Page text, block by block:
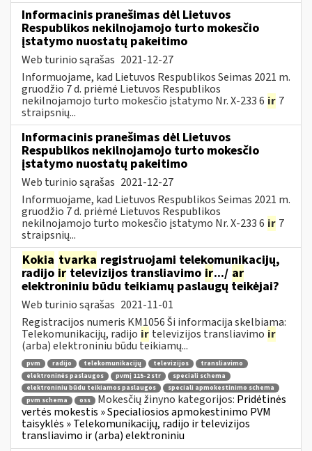
Informacinis pranešimas dėl Lietuvos
Respublikos nekilnojamojo turto mokesčio
įstatymo nuostatų pakeitimo
Web turinio sąrašas 2021-12-27
Informuojame, kad Lietuvos Respublikos Seimas 2021 m.
gruodžio 7 d. priėmė Lietuvos Respublikos
nekilnojamojo turto mokesčio įstatymo Nr. X-233 6 ir 7
straipsnių...
Informacinis pranešimas dėl Lietuvos
Respublikos nekilnojamojo turto mokesčio
įstatymo nuostatų pakeitimo
Web turinio sąrašas 2021-12-27
Informuojame, kad Lietuvos Respublikos Seimas 2021 m.
gruodžio 7 d. priėmė Lietuvos Respublikos
nekilnojamojo turto mokesčio įstatymo Nr. X-233 6 ir 7
straipsnių...
Kokia tvarka registruojami telekomunikacijų,
radijo irtelevizijos transliavimo ir.../ ar
elektroniniu būdu teikiamų paslaugų teikėjai?
Web turinio sąrašas 2021-11-01
Registracijos numeris KM1056 Ši informacija skelbiama:
Telekomunikacijų, radijo ir televizijos transliavimo ir
(arba) elektroniniu būdu teikiamų...
pvm radijo telekomunikacijų televizijos
transliavimo
elektroninės paslaugos
pvmį 115-2 str
speciali schema
elektroniniu būdu teikiamos paslaugos
speciali apmokestinimo schema
pvm schema
oss Mokesčių žinyno kategorijos: Pridėtinės
vertės mokestis » Specialiosios apmokestinimo PVM
taisyklės » Telekomunikacijų, radijo ir televizijos
transliavimo ir (arba) elektroniniu